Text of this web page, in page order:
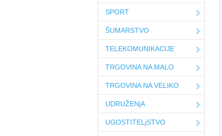
SPORT
ŠUMARSTVO
TELEKOMUNIKACIJE
TRGOVINA NA MALO
TRGOVINA NA VELIKO
UDRUŽENjA
UGOSTITELjSTVO